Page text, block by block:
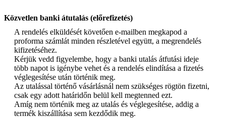
Közvetlen banki átutalás (előrefizetés)
A rendelés elküldését követően e-mailben megkapod a
proforma számlát minden részletével együtt, a megrendelés
kifizetéséhez.
Kérjük vedd figyelembe, hogy a banki utalás átfutási ideje
több napot is igénybe vehet és a rendelés elindítása a fizetés
véglegesítése után történik meg.
Az utalással történő vásárlásnál nem szükséges rögtön fizetni,
csak egy adott határidőn belül kell megtenned ezt.
Amíg nem történik meg az utalás és véglegesítése, addig a
termék kiszállítása sem kezdődik meg.